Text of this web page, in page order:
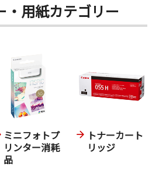
・用紙カテゴリー
ミニフォトプ
リンター消耗
品
トナーカート
リッジ